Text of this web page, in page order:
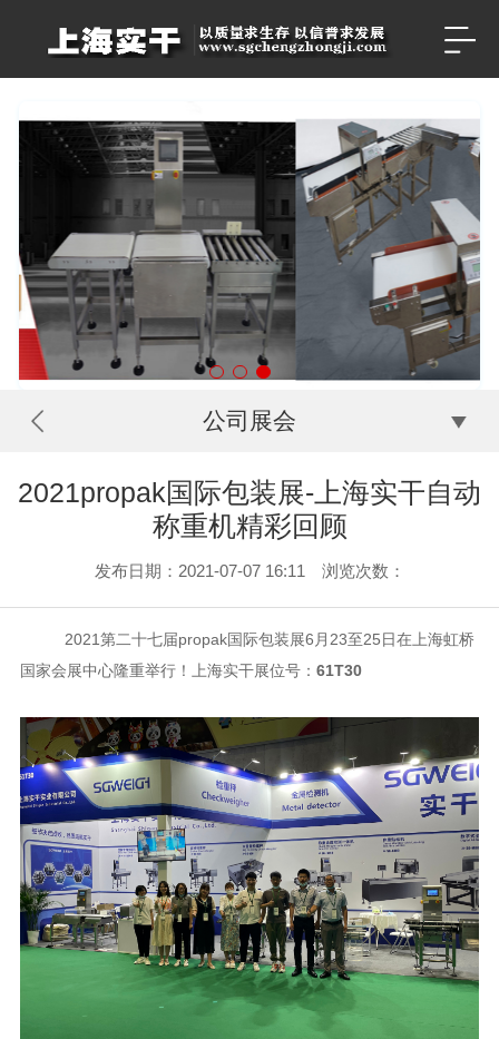
公司展会
2021propak国际包装展-上海实干自动
称重机精彩回顾
发布日期：2021-07-07 16:11 浏览次数：
2021第二十七届propak国际包装展6月23至25日在上海虹桥
国家会展中心隆重举行！上海实干展位号： 61T30